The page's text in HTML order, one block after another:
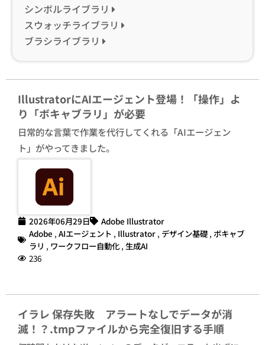
シンボルライブラリ
スウォッチライブラリ
ブラシライブラリ
IllustratorにAIエージェント登場！「操作」よ
り「ボキャブラリ」が必要
日常的な言葉で作業を代行してくれる「AIエージェン
ト」がやってきました。
2026年06月29日
Adobe Illustrator
Adobe , AIエージェント , Illustrator , デザイン基礎 , ボキャブ
ラリ , ワークフロー自動化 , 生成AI
236
イラレ 保存失敗 アラートなしでデータが消
滅！？.tmpファイルから完全復旧する手順